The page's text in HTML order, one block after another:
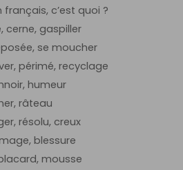
français, c’est quoi ?
cerne, gaspiller
se moucher
périmé, recyclage
humeur
râteau
résolu, creux
blessure
mousse